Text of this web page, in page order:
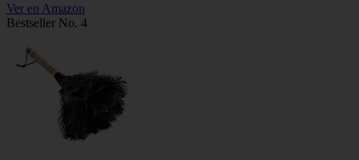
Ver en Amazon
Bestseller No. 4